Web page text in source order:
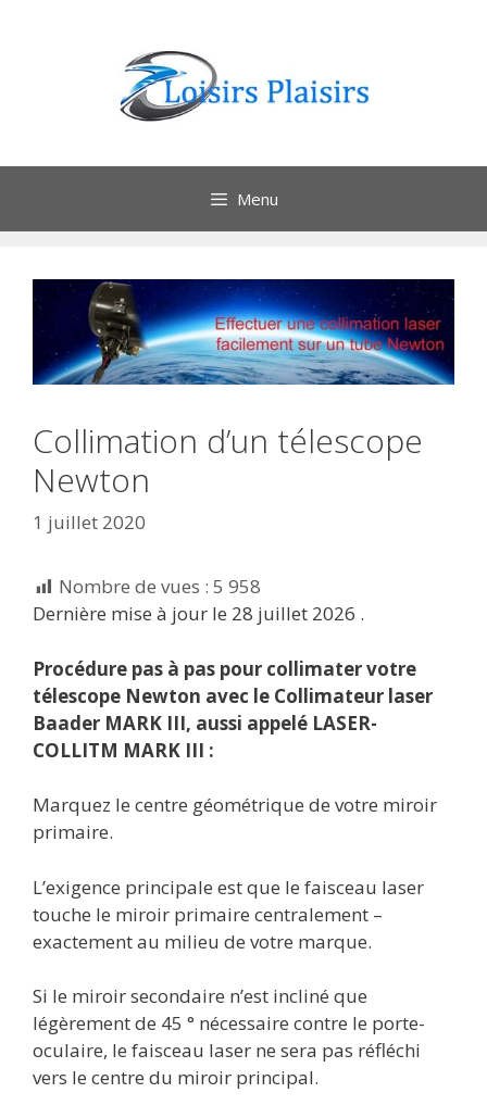
Menu
Collimation d’un télescope
Newton
1 juillet 2020
Nombre de vues : 5 958
Dernière mise à jour le 28 juillet 2026 .
Procédure pas à pas pour collimater votre
télescope Newton avec le Collimateur laser
Baader MARK III, aussi appelé LASER-
COLLITM MARK III :
Marquez le centre géométrique de votre miroir
primaire.
L’exigence principale est que le faisceau laser
touche le miroir primaire centralement –
exactement au milieu de votre marque.
Si le miroir secondaire n’est incliné que
légèrement de 45 ° nécessaire contre le porte-
oculaire, le faisceau laser ne sera pas réfléchi
vers le centre du miroir principal.